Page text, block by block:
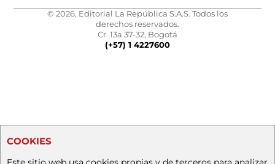
© 2026, Editorial La República S.A.S. Todos los
derechos reservados.
Cr. 13a 37-32, Bogotá
(+57) 1 4227600
COOKIES